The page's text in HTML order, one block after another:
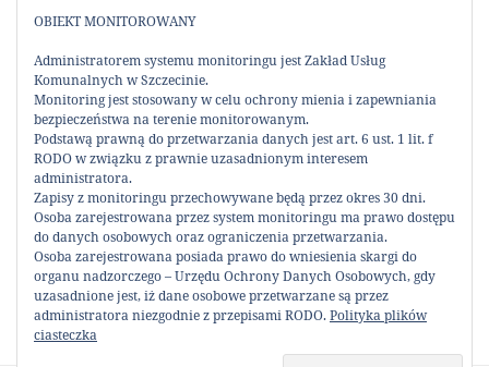
zainteresowaniem i będą zajmować miejsce
W każdym przypadku miło jest pracować w
oparciu o zaufanie, zwłaszcza , że cała
działalność Galerii dotyczy tylko i wyłącznie
tych przedmiotów, dla których właściciel
nie znajduje już zastosowania i odnosi jako
odpad do Ekoportu.
UDOSTĘPNIJ:
OBIEKT MONITOROWANY
Administratorem systemu monitoringu jest Zakład Usług
Komunalnych w Szczecinie.
Monitoring jest stosowany w celu ochrony mienia i zapewniania
bezpieczeństwa na terenie monitorowanym.
Podstawą prawną do przetwarzania danych jest art. 6 ust. 1 lit. f
RODO w związku z prawnie uzasadnionym interesem
administratora.
Zapisy z monitoringu przechowywane będą przez okres 30 dni.
Osoba zarejestrowana przez system monitoringu ma prawo dostępu
do danych osobowych oraz ograniczenia przetwarzania.
Osoba zarejestrowana posiada prawo do wniesienia skargi do
organu nadzorczego – Urzędu Ochrony Danych Osobowych, gdy
uzasadnione jest, iż dane osobowe przetwarzane są przez
administratora niezgodnie z przepisami RODO.Polityka plików
ciasteczka